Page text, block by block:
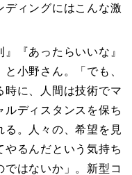
ディングにはこんな激
『あったらいいな』
小野さん。「でも、
時に、人間は技術でマ
ルディスタンスを保ち
る。人々の、希望を見
やるんだという気持ち
はないか」。新型コ